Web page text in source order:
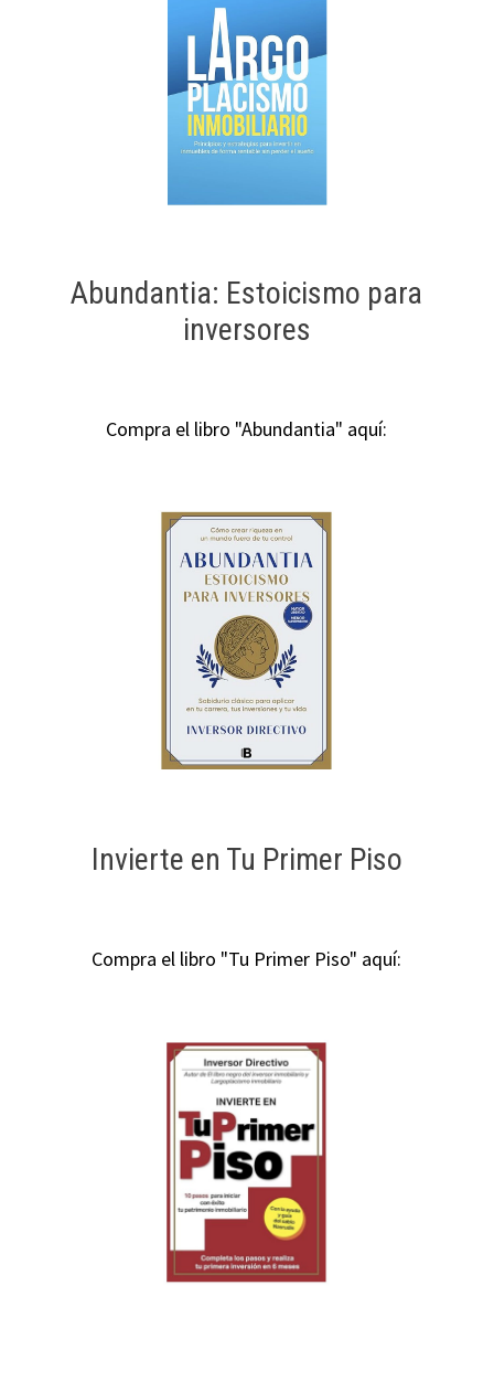
Abundantia: Estoicismo para
inversores
Compra el libro "Abundantia" aquí:
Invierte en Tu Primer Piso
Compra el libro "Tu Primer Piso" aquí: